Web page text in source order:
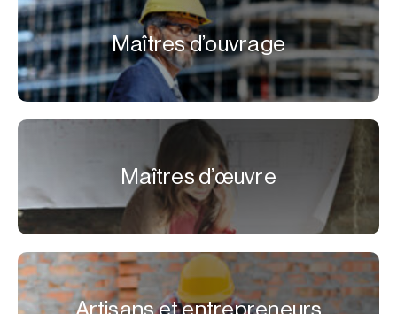
Maîtres d’ouvrage
Maîtres d’œuvre
Artisans et entrepreneurs